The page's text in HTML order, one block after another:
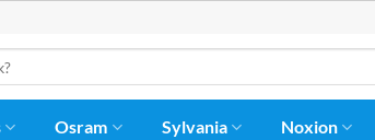
Osram Sylvania Noxion